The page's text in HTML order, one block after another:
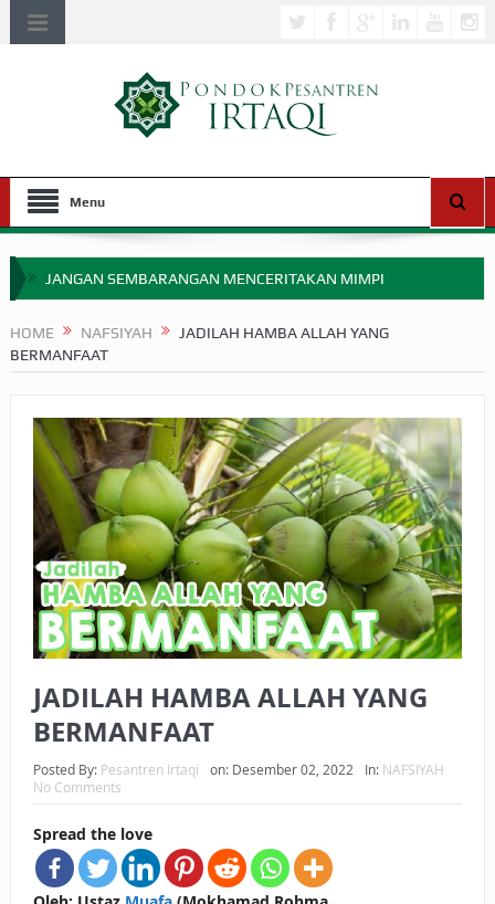
Menu
JANGAN SEMBARANGAN MENCERITAKAN MIMPI
MIMPI YANG DIABAIKAN MENJELANG PERANG BADAR
SEBELUM TIBA SAAT WAJIB?
HAKIKAT NIKMAT DI DUNIA!
BAGAIMANA CARA MEMBAYAR ZAKAT UANG?
UANG HARAM BISA MENJADI HALAL JIKA SEBAB
KEPEMILIKANNYA BERUBAH
ISTIDLAL BATIL VS ISTIDLAL SYAR’I
BAHASA CINTA KARENA ALLAH
HUKUM MEMBAYAR ZAKAT DENGAN CARA MENGANGSUR
HUKUM MEMBAYAR ZAKAT KEPADA KERABAT SENDIRI
HOME NAFSIYAH
JADILAH HAMBA ALLAH YANG
BERMANFAAT
JADILAH HAMBA ALLAH YANG
BERMANFAAT
Posted By: Pesantren Irtaqi on: Desember 02, 2022 In: NAFSIYAH
No Comments
Spread the love